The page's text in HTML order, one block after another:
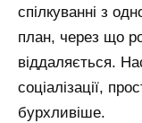
спілкуванні з
план, через що
віддаляється.
соціалізації,
бурхливіше.